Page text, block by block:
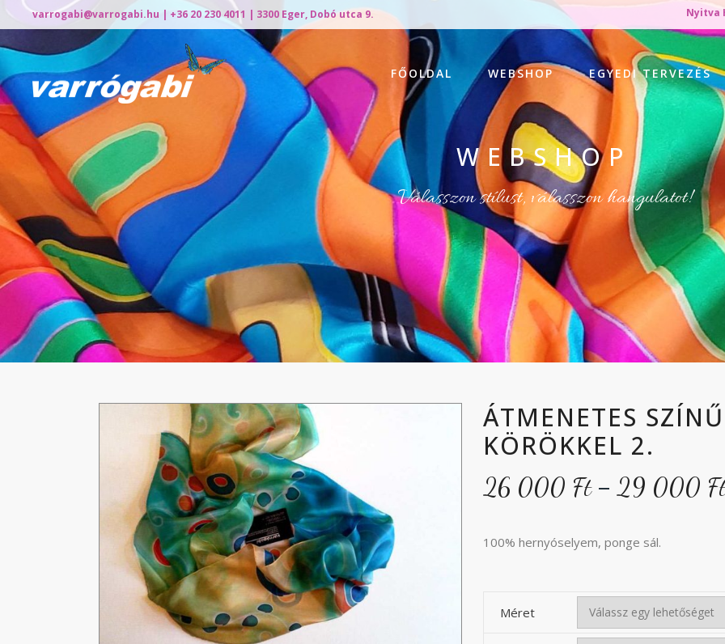
varrogabi@varrogabi.hu | +36 20 230 4011 | 3300 Eger, Dobó utca 9. Nyitva
FŐOLDAL WEBSHOP EGYEDI TERVEZÉS
WEBSHOP
Válasszon stílust, válasszon hangulatot!
ÁTMENETES
KÖRÖKKEL 2.
26 000 Ft – 29 000
100% hernyóselyem, ponge sál.
Méret